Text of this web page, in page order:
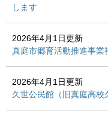
します
2026年4月1日更新
真庭市郷育活動推進事
2026年4月1日更新
久世公民館（旧真庭高校